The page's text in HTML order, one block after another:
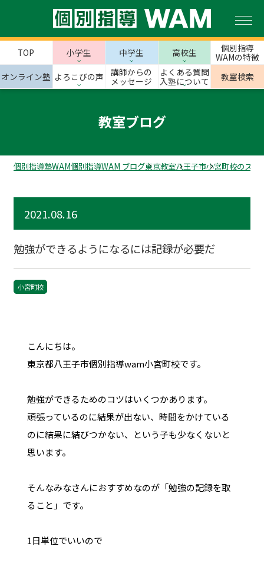
TOP 小学生 中学生 高校生
個別指導
WAMの特徴
オンライン塾 よろこびの声
講師からの
メッセージ
よくある質問
入塾について
教室検索
教室ブログ
個別指導塾WAM個別指導WAM ブログ東京教室八王子市小宮町校のスタ
2021.08.16
勉強ができるようになるには記録が必要だ
小宮町校
こんにちは。
東京都八王子市個別指導wam小宮町校です。
勉強ができるためのコツはいくつかあります。
頑張っているのに結果が出ない、時間をかけている
のに結果に結びつかない、という子も少なくないと
思います。
そんなみなさんにおすすめなのが「勉強の記録を取
ること」です。
1日単位でいいので